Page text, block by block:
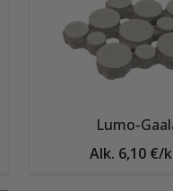
Lumo-
Alk. 6,10 €/